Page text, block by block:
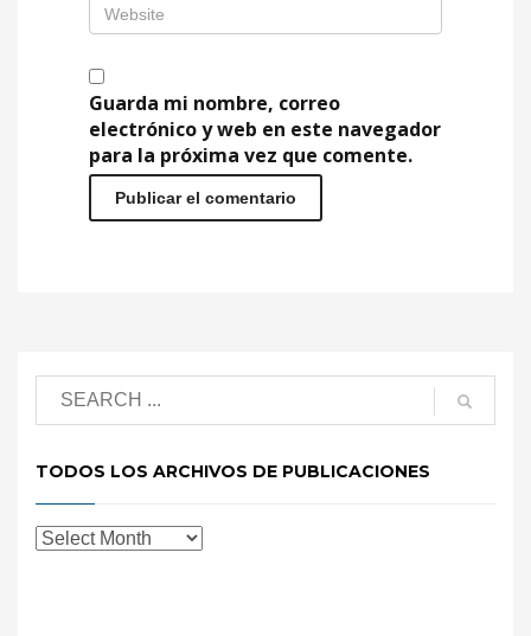
Guarda mi nombre, correo
electrónico y web en este navegador
para la próxima vez que comente.
TODOS LOS ARCHIVOS DE PUBLICACIONES